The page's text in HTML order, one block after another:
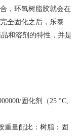
，环氧树脂胶就会在
全固化之后，乐泰
和溶剂的特性，并是
固化剂（25 °C,
重量配比：树脂：固